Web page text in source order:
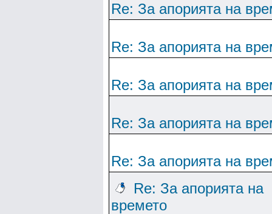
Re: За апорията на
Re: За апорията на
Re: За апорията на
Re: За апорията на
Re: За апорията на
Re: За апорията на
времето